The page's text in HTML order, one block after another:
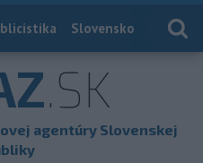
Slovensko
.SK
agentúry Slovenskej